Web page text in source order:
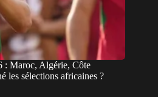
: Maroc, Algérie, Côte
les sélections africaines ?